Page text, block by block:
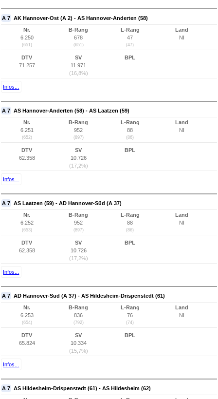
A 7 AK Hannover-Ost (A 2) - AS Hannover-Anderten (58)
Nr.
6.250
(651)
B-Rang
678
(651)
L-Rang
47
(47)
Land
NI
DTV
71.257
SV
11.971
(16,8%)
BPL
Infos...
A 7 AS Hannover-Anderten (58) - AS Laatzen (59)
Nr.
6.251
(652)
B-Rang
952
(897)
L-Rang
88
(86)
Land
NI
DTV
62.358
SV
10.726
(17,2%)
BPL
Infos...
A 7 AS Laatzen (59) - AD Hannover-Süd (A 37)
Nr.
6.252
(653)
B-Rang
952
(897)
L-Rang
88
(86)
Land
NI
DTV
62.358
SV
10.726
(17,2%)
BPL
Infos...
A 7 AD Hannover-Süd (A 37) - AS Hildesheim-Drispenstedt (61)
Nr.
6.253
(654)
B-Rang
836
(792)
L-Rang
76
(74)
Land
NI
DTV
65.824
SV
10.334
(15,7%)
BPL
Infos...
A 7 AS Hildesheim-Drispenstedt (61) - AS Hildesheim (62)